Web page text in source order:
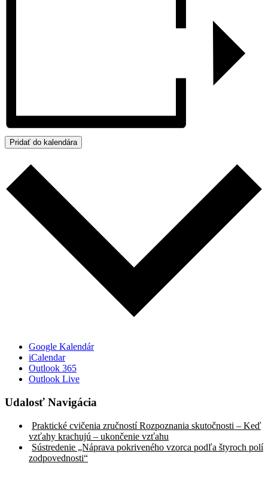
Pridať do kalendára
Google Kalendár
iCalendar
Outlook 365
Outlook Live
Udalosť Navigácia
Praktické cvičenia zručností Rozpoznania skutočnosti – Keď
vzťahy krachujú – ukončenie vzťahu
Sústredenie „Náprava pokriveného vzorca podľa štyroch polí
zodpovednosti“